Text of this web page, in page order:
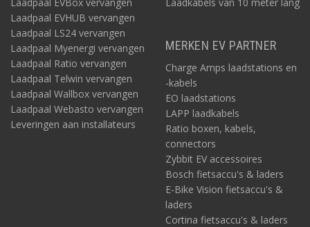
Laadpaal EVHUB vervangen
Laadpaal LS24 vervangen
Laadpaal Myenergi vervangen
Laadpaal Ratio vervangen
Laadpaal Telwin vervangen
Laadpaal Wallbox vervangen
Laadpaal Webasto vervangen
Leveringen aan installateurs
MERKEN EV PARTNER
Charge Amps laadstations en
-kabels
EO laadstations
LAPP laadkabels
Ratio boxen, kabels,
connectors
Zybbit EV accessoires
Bosch fietsaccu's & laders
E-Bike Vision fietsaccu's &
laders
Cortina fietsaccu's & laders